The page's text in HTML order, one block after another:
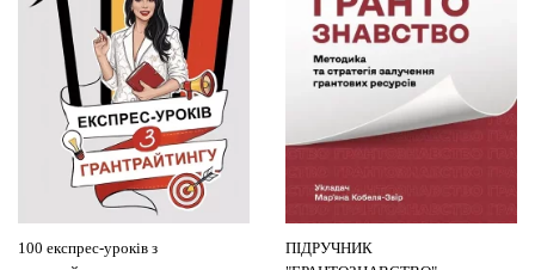
100 експрес-уроків з
ПІДРУЧНИК